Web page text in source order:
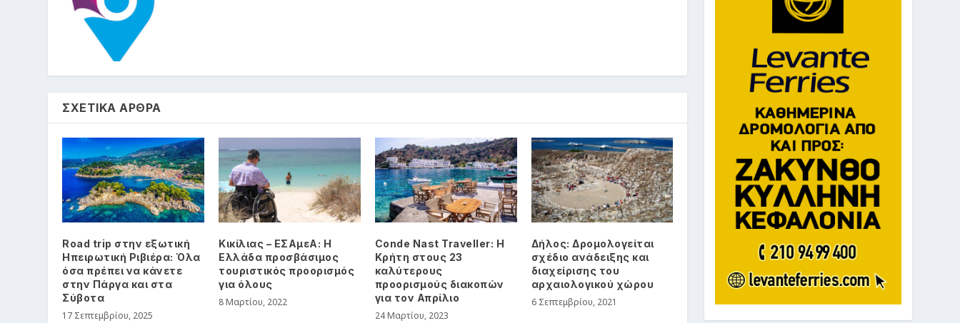
ΣΧΕΤΙΚΑ ΑΡΘΡΑ
Road trip στην εξωτική
Ηπειρωτική Ριβιέρα: Όλα
όσα πρέπει να κάνετε
στην Πάργα και στα
Σύβοτα
17 Σεπτεμβρίου, 2025
Κικίλιας – ΕΣΑμεΑ: Η
Ελλάδα προσβάσιμος
τουριστικός προορισμός
για όλους
8 Μαρτίου, 2022
Conde Nast Traveller: Η
Κρήτη στους 23
καλύτερους
προορισμούς διακοπών
για τον Απρίλιο
24 Μαρτίου, 2023
Δήλος: Δρομολογείται
σχέδιο ανάδειξης και
διαχείρισης του
αρχαιολογικού χώρου
6 Σεπτεμβρίου, 2021